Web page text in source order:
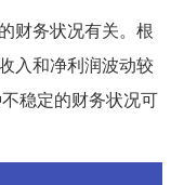
财务状况有关。根
入和净利润波动较
稳定的财务状况可